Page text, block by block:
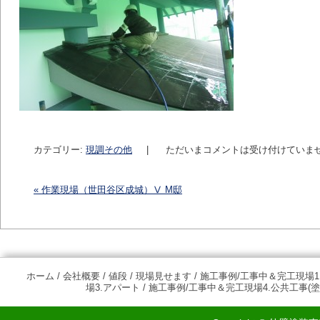
カテゴリー:現調その他 | ただいまコメントは受け付けていま
« 作業現場（世田谷区成城）Ⅴ M邸
ホーム / 会社概要 / 値段 / 現場見せます / 施工事例/工事中＆完工現場
場3.アパート / 施工事例/工事中＆完工現場4.公共工事(